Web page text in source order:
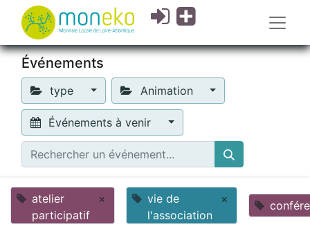
Événements
type Animation
Événements à venir
atelier
participatif
×
vie de
l'association
×